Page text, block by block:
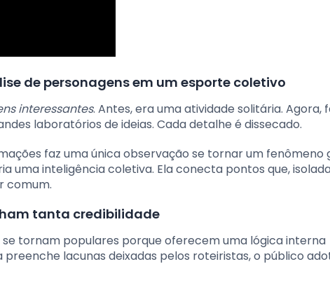
de personagens em um esporte coletivo
interessantes. Antes, era uma atividade solitária. Agora,
laboratórios de ideias. Cada detalhe é dissecado.
faz uma única observação se tornar um fenômeno
uma inteligência coletiva. Ela conecta pontos que,
comum.
tanta credibilidade
se tornam populares porque oferecem uma lógica interna
lacunas deixadas pelos roteiristas, o público